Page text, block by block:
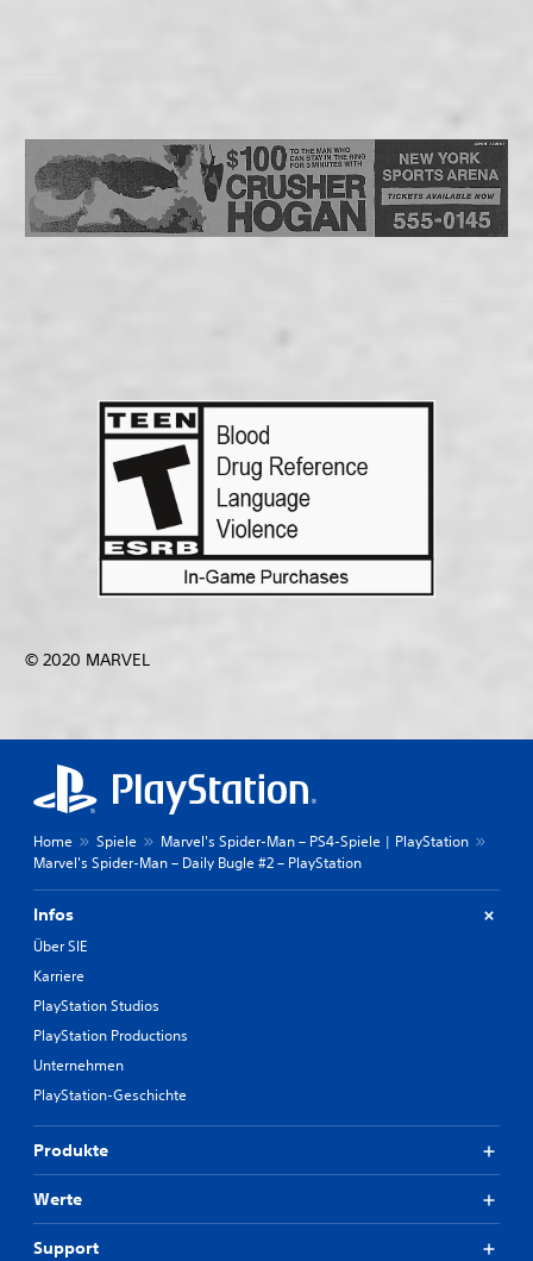
© 2020 MARVEL
Home Spiele
Marvel's Spider-Man – PS4-Spiele | PlayStation
Marvel's Spider-Man – Daily Bugle #2 – PlayStation
Infos
Über SIE
Karriere
PlayStation Studios
PlayStation Productions
Unternehmen
PlayStation-Geschichte
Produkte
Werte
Support